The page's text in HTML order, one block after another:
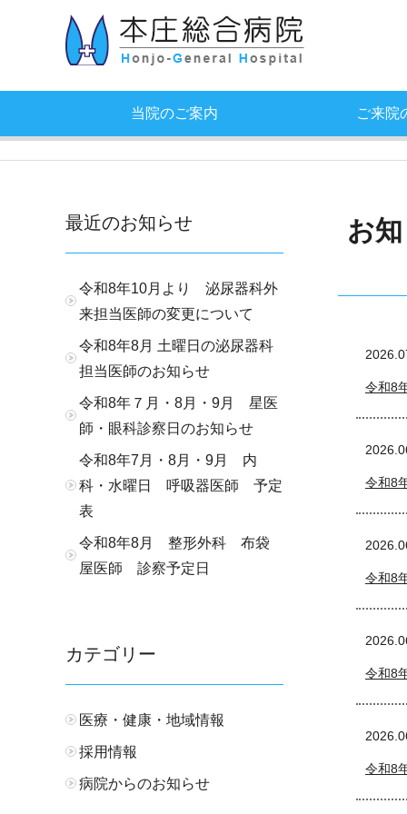
当院のご案内 ご来院
最近のお知らせ
令和8年10月より 泌尿器科外
来担当医師の変更について
令和8年8月 土曜日の泌尿器科
担当医師のお知らせ
令和8年７月・8月・9月 星医
師・眼科診察日のお知らせ
令和8年7月・8月・9月 内
科・水曜日 呼吸器医師 予定
表
令和8年8月 整形外科 布袋
屋医師 診察予定日
カテゴリー
医療・健康・地域情報
採用情報
病院からのお知らせ
お
令和8
令和8
令和8
令和8
令和8